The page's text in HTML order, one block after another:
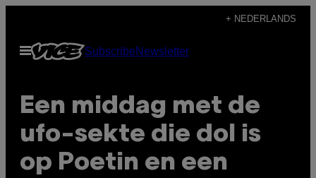
de
+ NEDERLANDS
Open
menu
SubscribeNewsletter
Een middag met de
ufo-sekte die dol is
op Poetin en een